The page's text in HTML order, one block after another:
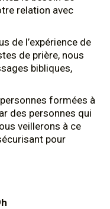
relation avec
de l’expérience de
de prière, nous
bibliques,
formées à
des personnes qui
veillerons à ce
pour